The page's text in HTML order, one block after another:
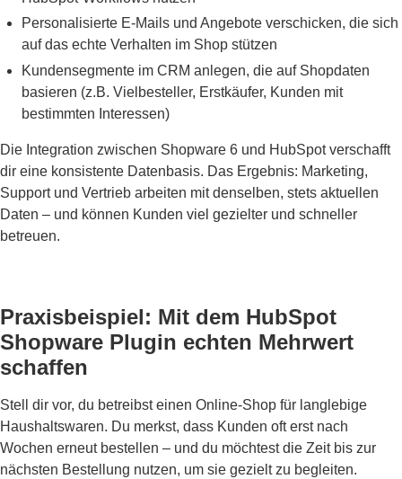
Personalisierte E-Mails und Angebote verschicken, die sich
auf das echte Verhalten im Shop stützen
Kundensegmente im CRM anlegen, die auf Shopdaten
basieren (z.B. Vielbesteller, Erstkäufer, Kunden mit
bestimmten Interessen)
Die Integration zwischen Shopware 6 und HubSpot verschafft
dir eine konsistente Datenbasis. Das Ergebnis: Marketing,
Support und Vertrieb arbeiten mit denselben, stets aktuellen
Daten – und können Kunden viel gezielter und schneller
betreuen.
Praxisbeispiel: Mit dem HubSpot
Shopware Plugin echten Mehrwert
schaffen
Stell dir vor, du betreibst einen Online-Shop für langlebige
Haushaltswaren. Du merkst, dass Kunden oft erst nach
Wochen erneut bestellen – und du möchtest die Zeit bis zur
nächsten Bestellung nutzen, um sie gezielt zu begleiten.